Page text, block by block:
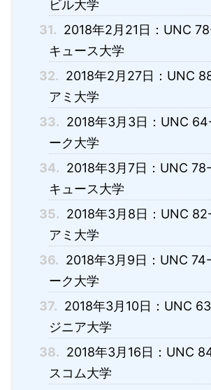
ビル大学
31. 2018年2月21日：UNC
キュース大学
32. 2018年2月27日：UNC
アミ大学
33. 2018年3月3日：UNC
ーク大学
34. 2018年3月7日：UNC
キュース大学
35. 2018年3月8日：UNC
アミ大学
36. 2018年3月9日：UNC
ーク大学
37. 2018年3月10日：UNC
ジニア大学
38. 2018年3月16日：UNC
スコム大学